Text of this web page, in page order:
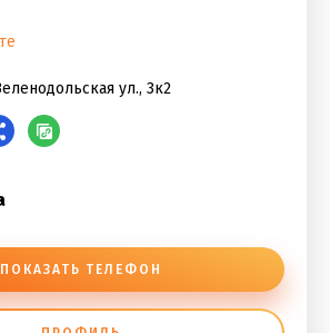
ул., 3к2
ПОКАЗАТЬ ТЕЛЕФОН